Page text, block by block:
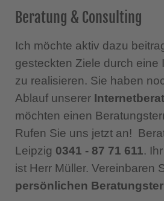
Beratung & Consulting
Ich möchte aktiv dazu
gesteckten Ziele durch eine
zu realisieren. Sie haben
Ablauf unserer
möchten einen
Rufen Sie uns jetzt an!
Leipzig 0341 - 87 71 611.
ist Herr Müller. Vereinbaren
persönlichen